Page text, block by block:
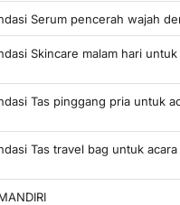
Serum pencerah wajah
Skincare malam hari
Tas pinggang pria untuk
Tas travel bag untuk